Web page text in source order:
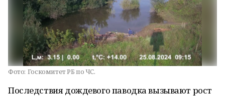
Фото: Госкомитет РБ по ЧС.
Последствия дождевого паводка вызывают рост